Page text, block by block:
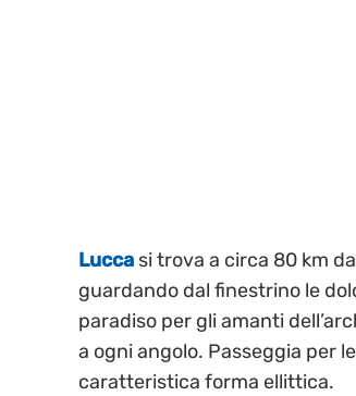
Lucca si trova a circa 80 km
guardando dal finestrino le
paradiso per gli amanti
a ogni angolo. Passeggia per
caratteristica forma ellittica.